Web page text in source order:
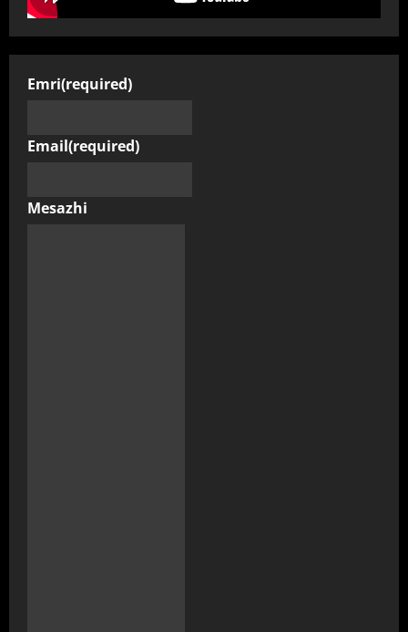
Emri(required)
Email(required)
Mesazhi